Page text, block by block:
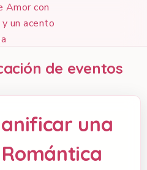
de eventos
una